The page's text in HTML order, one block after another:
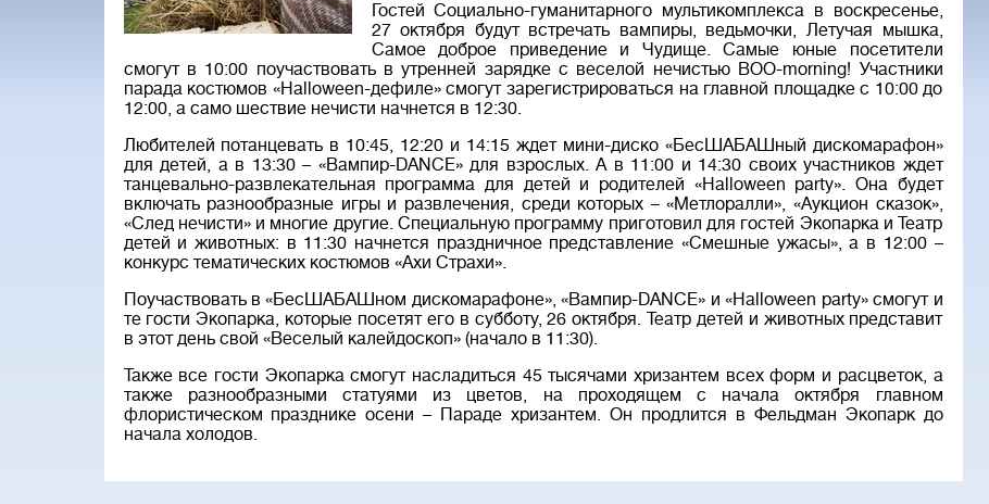
Гостей Социально-гуманитарного мультикомплекса в воскресенье,
27 октября будут встречать вампиры, ведьмочки, Летучая мышка,
Самое доброе приведение и Чудище. Самые юные посетители
смогут в 10:00 поучаствовать в утренней зарядке с веселой нечистью BOO-morning! Участники
парада костюмов «Нalloween-дефиле» смогут зарегистрироваться на главной площадке с 10:00 до
12:00, а само шествие нечисти начнется в 12:30.
Любителей потанцевать в 10:45, 12:20 и 14:15 ждет мини-диско «БесШАБАШный дискомарафон»
для детей, а в 13:30 – «Вампир-DANCE» для взрослых. А в 11:00 и 14:30 своих участников ждет
танцевально-развлекательная программа для детей и родителей «Нalloween party». Она будет
включать разнообразные игры и развлечения, среди которых – «Метлоралли», «Аукцион сказок»,
«След нечисти» и многие другие. Специальную программу приготовил для гостей Экопарка и Театр
детей и животных: в 11:30 начнется праздничное представление «Смешные ужасы», а в 12:00 –
конкурс тематических костюмов «Ахи Страхи».
Поучаствовать в «БесШАБАШном дискомарафоне», «Вампир-DANCE» и «Нalloween party» смогут и
те гости Экопарка, которые посетят его в субботу, 26 октября. Театр детей и животных представит
в этот день свой «Веселый калейдоскоп» (начало в 11:30).
Также все гости Экопарка смогут насладиться 45 тысячами хризантем всех форм и расцветок, а
также разнообразными статуями из цветов, на проходящем с начала октября главном
флористическом празднике осени – Параде хризантем. Он продлится в Фельдман Экопарк до
начала холодов.